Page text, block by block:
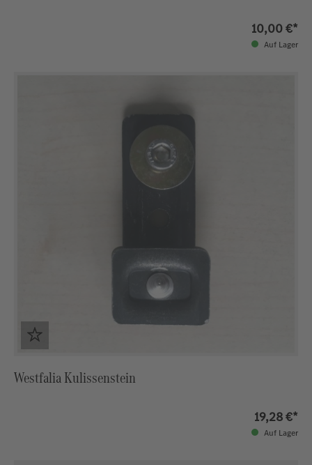
10,00 €*
Auf Lager
Westfalia Kulissenstein
19,28 €*
Auf Lager